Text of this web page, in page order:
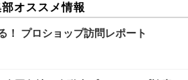
オススメ情報
！ プロショップ訪問レポート